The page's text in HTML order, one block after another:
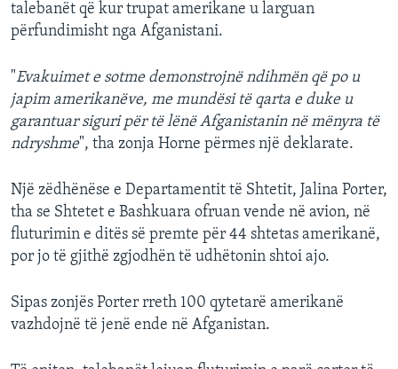
talebanët që kur trupat amerikane u larguan
përfundimisht nga Afganistani.
"Evakuimet e sotme demonstrojnë ndihmën që po u
japim amerikanëve, me mundësi të qarta e duke u
garantuar siguri për të lënë Afganistanin në mënyra të
ndryshme", tha zonja Horne përmes një deklarate.
Një zëdhënëse e Departamentit të Shtetit, Jalina Porter,
tha se Shtetet e Bashkuara ofruan vende në avion, në
fluturimin e ditës së premte për 44 shtetas amerikanë,
por jo të gjithë zgjodhën të udhëtonin shtoi ajo.
Sipas zonjës Porter rreth 100 qytetarë amerikanë
vazhdojnë të jenë ende në Afganistan.